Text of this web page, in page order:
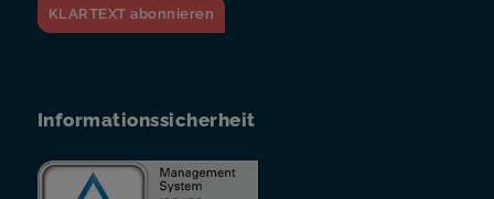
KLARTEXT abonnieren
Informationssicherheit